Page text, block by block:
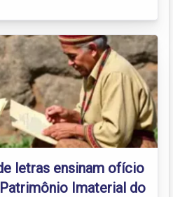
letras ensinam ofício
Imaterial do